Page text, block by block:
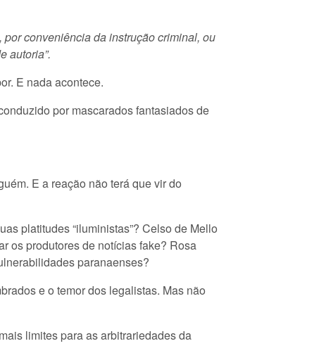
conveniência da instrução criminal, ou
autoria”.
E nada acontece.
por mascarados fantasiados de
E a reação não terá que vir do
platitudes “iluministas”? Celso de Mello
os produtores de notícias fake? Rosa
paranaenses?
e o temor dos legalistas. Mas não
limites para as arbitrariedades da